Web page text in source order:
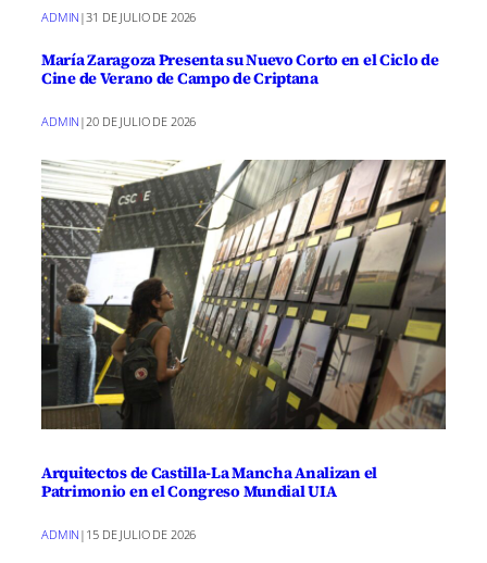
ADMIN |31 DE JULIO DE 2026
María Zaragoza Presenta su Nuevo Corto en el Ciclo de
Cine de Verano de Campo de Criptana
ADMIN |20 DE JULIO DE 2026
Arquitectos de Castilla-La Mancha Analizan el
Patrimonio en el Congreso Mundial UIA
ADMIN | 15 DE JULIO DE 2026